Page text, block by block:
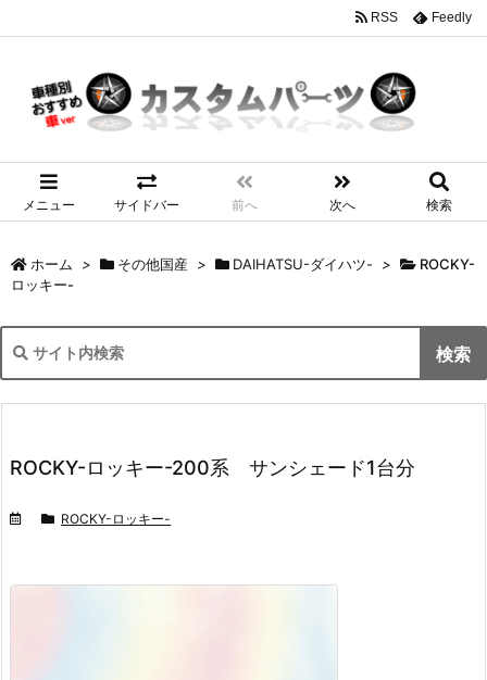
メニュー サイドバー 前へ 次へ 検索
RSS Feedly
ホーム > その他国産 > DAIHATSU-ダイハツ- >
ROCKY-
ロッキー-
ROCKY-ロッキー-200系 サンシェード1台分
ROCKY-ロッキー-